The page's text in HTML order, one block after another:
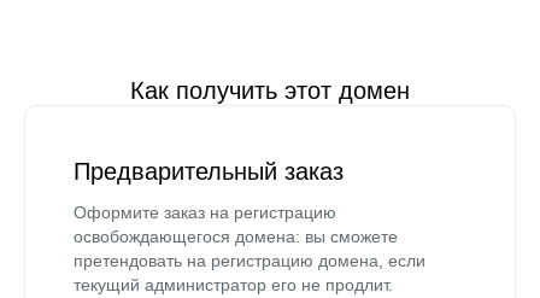
Как получить этот домен
Предварительный заказ
Оформите заказ на регистрацию
освобождающегося домена: вы сможете
претендовать на регистрацию домена, если
текущий администратор его не продлит.